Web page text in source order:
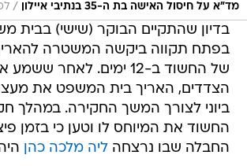
מד”א על חיסול האישה בת ה-35 בנתיבי איילון
/
בדיון שהתקיים הבוקר (שישי) בבית
בפתח תקווה ביקשה המשטרה
של החשוד ב-12 ימים. לאחר
ביוני לצורך המשך החקירה. במהלך
החשוד את המיוחס לו וטען כי בזמן
החבלה שבו נרצחהליה מלכה כהן